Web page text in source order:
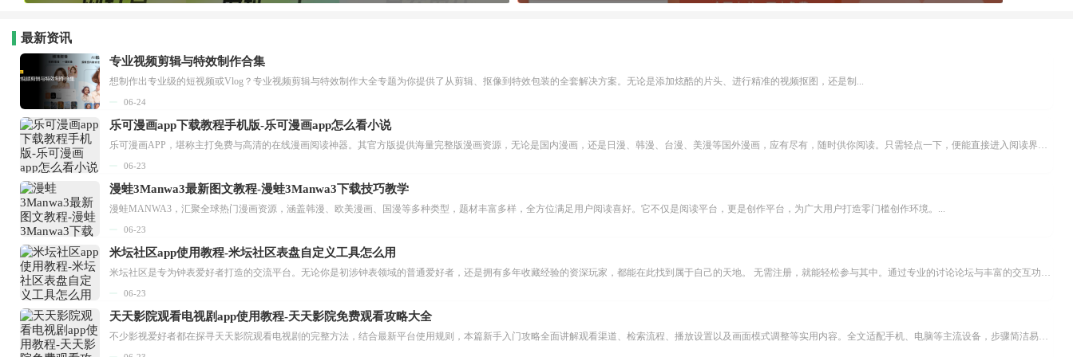
最新资讯
专业视频剪辑与特效制作合集
想制作出专业级的短视频或Vlog？专业视频剪辑与特效制作大全专题为你提供了从剪辑、抠像到特效包装的全套解决方案。无论是添加炫酷的片头、进行精准的视频抠图，还是制...
06-24
乐可漫画app下载教程手机版-乐可漫画app怎么看小说
乐可漫画APP，堪称主打免费与高清的在线漫画阅读神器。其官方版提供海量完整版漫画资源，无论是国内漫画，还是日漫、韩漫、台漫、美漫等国外漫画，应有尽有，随时供你阅读。只需轻点一下，便能直接进入阅读界面。不仅如此，乐可漫画最新版本更新速度极快，在这里，你总能抢先看到全网一手漫画章节内容！...
06-23
漫蛙3Manwa3最新图文教程-漫蛙3Manwa3下载技巧教学
漫蛙MANWA3，汇聚全球热门漫画资源，涵盖韩漫、欧美漫画、国漫等多种类型，题材丰富多样，全方位满足用户阅读喜好。它不仅是阅读平台，更是创作平台，为广大用户打造零门槛创作环境。...
06-23
米坛社区app使用教程-米坛社区表盘自定义工具怎么用
米坛社区是专为钟表爱好者打造的交流平台。无论你是初涉钟表领域的普通爱好者，还是拥有多年收藏经验的资深玩家，都能在此找到属于自己的天地。 无需注册，就能轻松参与其中。通过专业的讨论论坛与丰富的交互功能，你可与世界各地的钟表爱好者畅快交流。若你钟情于钟表，米坛社区无疑是值得一试的理想之选。在这里，你能获取最新的手表资讯，交流见解，提升鉴赏品味，让每一块手表都成为收藏故事中重要的一部分。感兴趣的朋友，不要错过下载机会。...
06-23
天天影院观看电视剧app使用教程-天天影院免费观看攻略大全
不少影视爱好者都在探寻天天影院观看电视剧的完整方法，结合最新平台使用规则，本篇新手入门攻略全面讲解观看渠道、检索流程、播放设置以及画面模式调整等实用内容。全文适配手机、电脑等主流设备，步骤简洁易懂，无论是初次使用的新手，还是想要优化观影体验的用户，都能参照内容快速上手，熟练掌握平台各项操作技巧，轻松畅享影视内容。...